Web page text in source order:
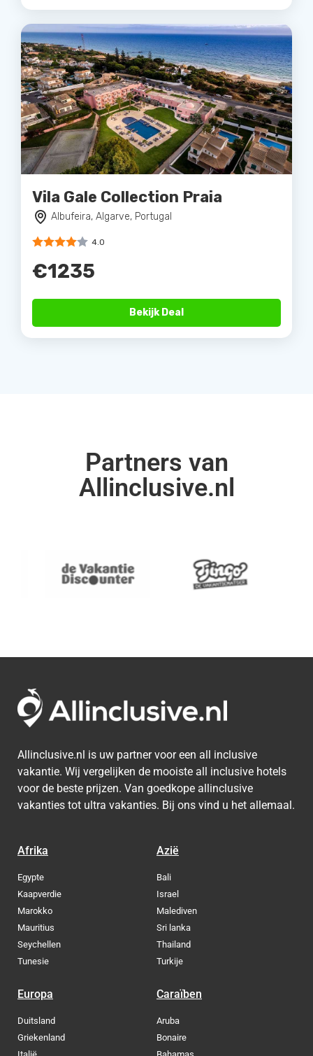
Vila Gale Collection Praia
Albufeira, Algarve, Portugal
4.0
€1235
Bekijk Deal
Partners van
Allinclusive.nl
Allinclusive.nl is uw partner voor een all inclusive
vakantie. Wij vergelijken de mooiste all inclusive hotels
voor de beste prijzen. Van goedkope allinclusive
vakanties tot ultra vakanties. Bij ons vind u het allemaal.
Afrika
Egypte
Kaapverdie
Marokko
Mauritius
Seychellen
Tunesie
Azië
Bali
Israel
Malediven
Sri lanka
Thailand
Turkije
Europa
Duitsland
Griekenland
Caraïben
Aruba
Bonaire